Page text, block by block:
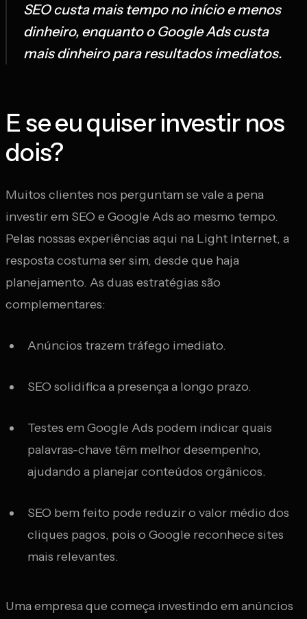
SEO custa mais tempo no início e menos
dinheiro, enquanto o Google Ads custa
mais dinheiro para resultados imediatos.
E se eu quiser investir nos
dois?
Muitos clientes nos perguntam se vale a pena
investir em SEO e Google Ads ao mesmo tempo.
Pelas nossas experiências aqui na Light Internet, a
resposta costuma ser sim, desde que haja
planejamento. As duas estratégias são
complementares:
Anúncios trazem tráfego imediato.
SEO solidifica a presença a longo prazo.
Testes em Google Ads podem indicar quais
palavras-chave têm melhor desempenho,
ajudando a planejar conteúdos orgânicos.
SEO bem feito pode reduzir o valor médio dos
cliques pagos, pois o Google reconhece sites
mais relevantes.
Uma empresa que começa investindo em anúncios